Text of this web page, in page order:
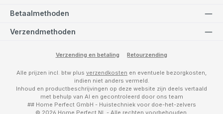
Betaalmethoden
Verzendmethoden
Verzending en betaling Retourzending
Alle prijzen incl. btw plus verzendkosten en eventuele bezorgkosten,
indien niet anders vermeld.
Inhoud en productbeschrijvingen op deze website zijn deels vertaald
met behulp van AI en gecontroleerd door ons team
## Home Perfect GmbH - Huistechniek voor doe-het-zelvers
© 2026 Home Perfect NL - Alle rechten voorbehouden.